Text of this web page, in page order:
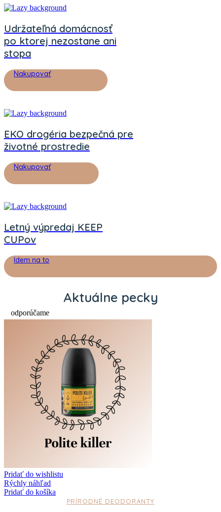
Udržateľná domácnosť
po ktorej nezostane ani
stopa
Nakupovať
EKO drogéria bezpečná pre
životné prostredie
Nakupovať
Letný výpredaj KEEP
CUPov
Idem na to
Aktuálne pecky
odporúčame
Pridať do wishlistu
Rýchly náhľad
Pridať do košíka
PRÍRODNÉ DEODORANTY